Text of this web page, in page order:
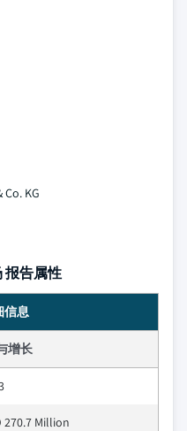
KG
报告属性
信息
增长
270.7 Million